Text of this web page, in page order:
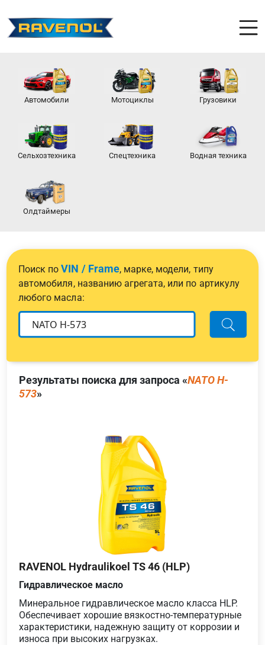
Автомобили Мотоциклы Грузовики
Сельхозтехника Спецтехника Водная техника
Олдтаймеры
Поиск поVIN / Frame, марке, модели, типу
автомобиля, названию агрегата, или по артикулу
любого масла:
Результаты поиска для запроса «NATO H-
573»
RAVENOL Hydraulikoel TS 46 (HLP)
Гидравлическое масло
Минеральное гидравлическое масло класса HLP.
Обеспечивает хорошие вязкостно-температурные
характеристики, надежную защиту от коррозии и
износа при высоких нагрузках.